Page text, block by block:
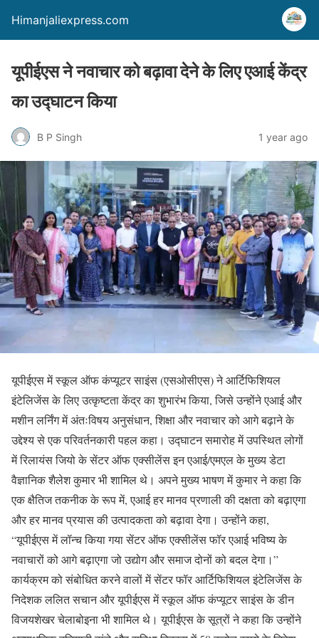
Himanjaliexpress.com
यूपीईएस ने नवाचार को बढ़ावा देने के लिए एआई केंद्र
का उद्घाटन किया
B P Singh 1 year ago
यूपीईएस में स्कूल ऑफ कंप्यूटर साइंस (एसओसीएस) ने आर्टिफिशियल
इंटेलिजेंस के लिए उत्कृष्टता केंद्र का शुभारंभ किया, जिसे उन्होंने एआई और
मशीन लर्निंग में अंतःविषय अनुसंधान, शिक्षा और नवाचार को आगे बढ़ाने के
उद्देश्य से एक परिवर्तनकारी पहल कहा। उद्घाटन समारोह में उपस्थित लोगों
में रिलायंस जियो के सेंटर ऑफ एक्सीलेंस इन एआई/एमएल के मुख्य डेटा
वैज्ञानिक शैलेश कुमार भी शामिल थे। अपने मुख्य भाषण में कुमार ने कहा कि
एक क्षैतिज तकनीक के रूप में, एआई हर मानव प्रणाली की दक्षता को बढ़ाएगा
और हर मानव प्रयास की उत्पादकता को बढ़ावा देगा। उन्होंने कहा,
“यूपीईएस में लॉन्च किया गया सेंटर ऑफ एक्सीलेंस फॉर एआई भविष्य के
नवाचारों को आगे बढ़ाएगा जो उद्योग और समाज दोनों को बदल देगा।”
कार्यक्रम को संबोधित करने वालों में सेंटर फॉर आर्टिफिशियल इंटेलिजेंस के
निदेशक ललित सचान और यूपीईएस में स्कूल ऑफ कंप्यूटर साइंस के डीन
विजयशेखर चेलाबोइना भी शामिल थे। यूपीईएस के सूत्रों ने कहा कि उन्होंने